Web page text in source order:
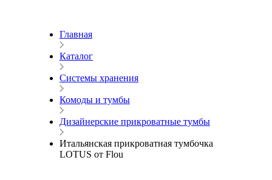
Главная
Каталог
Системы хранения
Комоды и тумбы
Дизайнерские прикроватные тумбы
Итальянская прикроватная тумбочка
LOTUS от Flou